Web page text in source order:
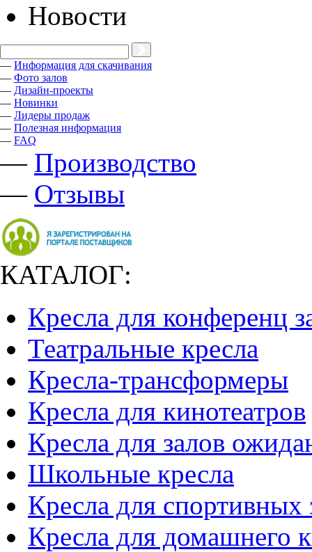
Новости
— Информация для скачивания
— Фото залов
— Дизайн-проекты
— Новинки
— Лидеры продаж
— Полезная информация
— FAQ
— Производство
— Отзывы
КАТАЛОГ:
Кресла для конференц
Театральные кресла
Кресла-трансформеры
Кресла для кинотеатров
Кресла для залов
Школьные кресла
Кресла для спортивных
Кресла для домашнего